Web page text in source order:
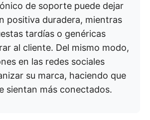
de soporte puede dejar
positiva duradera, mientras
tardías o genéricas
al cliente. Del mismo modo,
en las redes sociales
su marca, haciendo que
sientan más conectados.